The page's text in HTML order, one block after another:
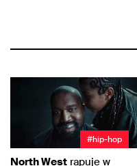
#hip-hop
North West rapuje w